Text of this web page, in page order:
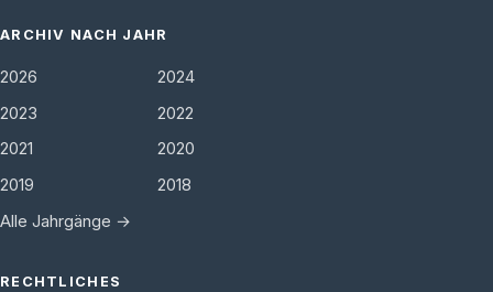
ARCHIV NACH JAHR
2026
2024
2023
2022
2021
2020
2019
2018
Alle Jahrgänge →
RECHTLICHES